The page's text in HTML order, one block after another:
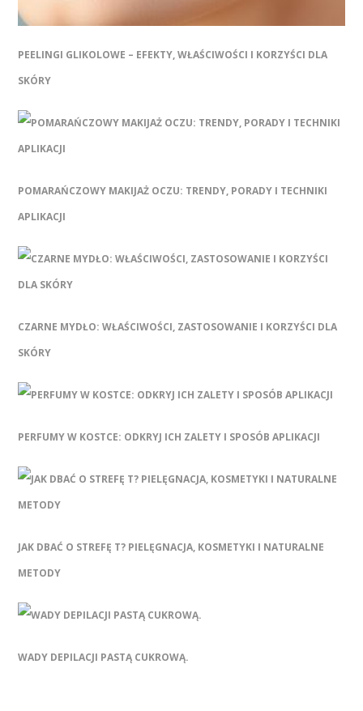
PEELINGI GLIKOLOWE – EFEKTY, WŁAŚCIWOŚCI I KORZYŚCI DLA
SKÓRY
POMARAŃCZOWY MAKIJAŻ OCZU: TRENDY, PORADY I TECHNIKI
APLIKACJI
CZARNE MYDŁO: WŁAŚCIWOŚCI, ZASTOSOWANIE I KORZYŚCI DLA
SKÓRY
PERFUMY W KOSTCE: ODKRYJ ICH ZALETY I SPOSÓB APLIKACJI
JAK DBAĆ O STREFĘ T? PIELĘGNACJA, KOSMETYKI I NATURALNE
METODY
WADY DEPILACJI PASTĄ CUKROWĄ.